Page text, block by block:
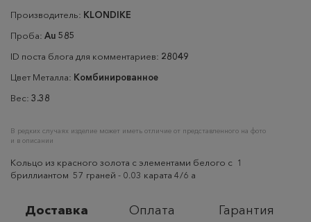
Производитель: KLONDIKE
Проба: Au 585
ID поста блога для комментариев: 28049
Цвет Металла: Комбинированное
Вес: 3.38
В редких случаях изделие может иметь отличие от представленного на фото
и в описании
Кольцо из красного золота с элементами белого с 1
бриллиантом 57 граней - 0.03 карата 4/6 а
Доставка Оплата Гарантия